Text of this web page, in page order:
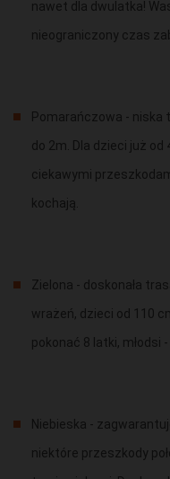
nawet dla dwulatka!
nieograniczony czas
Pomarańczowa - niska
do 2m. Dla dzieci już
ciekawymi
kochają.
Zielona - doskonała
wrażeń, dzieci od 110
pokonać 8 latki, młodsi
Niebieska -
niektóre przeszkody